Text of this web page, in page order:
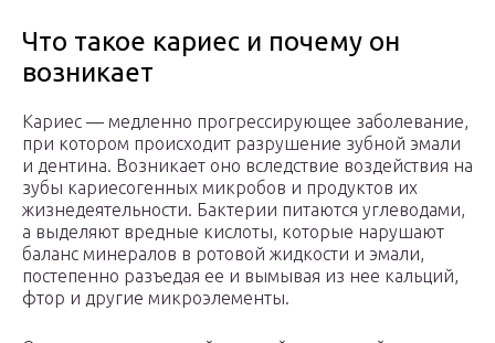
Что такое кариес и почему он
возникает
Кариес — медленно прогрессирующее заболевание,
при котором происходит разрушение зубной эмали
и дентина. Возникает оно вследствие воздействия на
зубы кариесогенных микробов и продуктов их
жизнедеятельности. Бактерии питаются углеводами,
а выделяют вредные кислоты, которые нарушают
баланс минералов в ротовой жидкости и эмали,
постепенно разъедая ее и вымывая из нее кальций,
фтор и другие микроэлементы.